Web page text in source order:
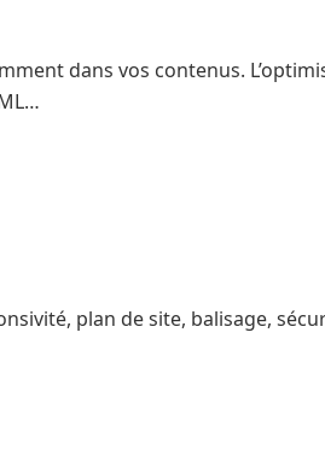
dans vos contenus.
plan de site, balisage,